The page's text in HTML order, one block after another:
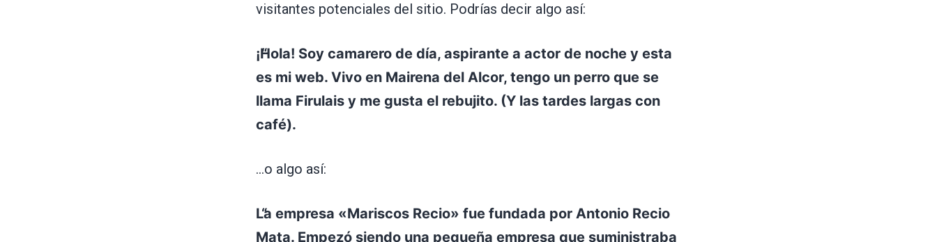
visitantes potenciales del sitio. Podrías decir algo así:
¡Hola! Soy camarero de día, aspirante a actor de noche y esta
es mi web. Vivo en Mairena del Alcor, tengo un perro que se
llama Firulais y me gusta el rebujito. (Y las tardes largas con
café).
…o algo así:
La empresa «Mariscos Recio» fue fundada por Antonio Recio
Mata. Empezó siendo una pequeña empresa que suministraba